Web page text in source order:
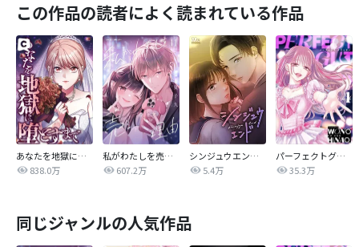
この作品の読者によく読まれている作品
あなたを地獄に堕とすまで
838.0万
私がわたしを売る理由
607.2万
シンジュウエンド【タテヨミ】
5.4万
パーフェクトグリッター
35.3万
同じジャンルの人気作品